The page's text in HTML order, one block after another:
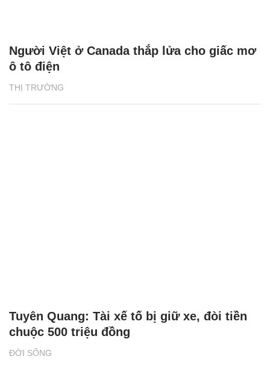
THỊ TRƯỜNG
Người Việt ở Canada thắp lửa cho giấc mơ
ô tô điện
ĐỜI SỐNG
Tuyên Quang: Tài xế tố bị giữ xe, đòi tiền
chuộc 500 triệu đồng